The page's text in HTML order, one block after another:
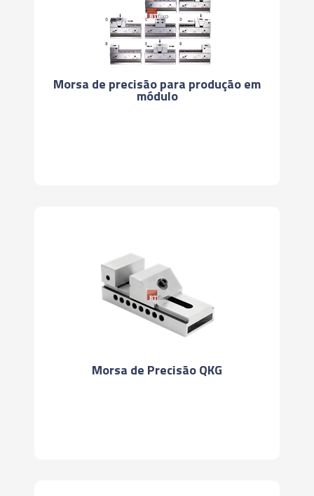
Morsa de precisão para produção em
módulo
Morsa de Precisão QKG